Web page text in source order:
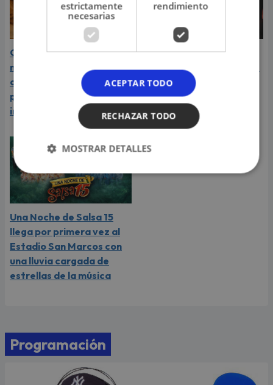
Carín León atraviesa el
mejor momento de su
carrera y llega a Lima en
plena consagración
internacional
Daniela Darcourt, Masiel
Málaga y más artistas de
la salsa le expresaron su
apoyo a Naldy Saldaña
Una Noche de Salsa 15
llega por primera vez al
Estadio San Marcos con
una lluvia cargada de
estrellas de la música
Programación
estrictamente
necesarias
rendimiento
ACEPTAR TODO
RECHAZAR TODO
MOSTRAR DETALLES